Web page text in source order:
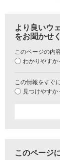
より良いウ
をお聞かせ
このページの内
わかりやすか
この情報をすぐ
見つけやすか
このページ